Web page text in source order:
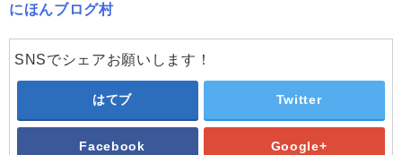
にほんブログ村
SNSでシェアお願いします！
はてブ Twitter
Facebook Google+